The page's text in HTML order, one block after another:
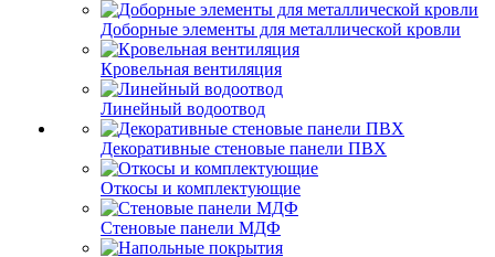
Доборные элементы для металлической кровли
Кровельная вентиляция
Линейный водоотвод
Декоративные стеновые панели ПВХ
Откосы и комплектующие
Стеновые панели МДФ